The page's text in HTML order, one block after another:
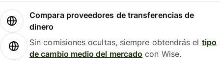
Compara proveedores de transferencias de
dinero
Sin comisiones ocultas, siempre obtendrás el tipo
de cambio medio del mercado con Wise.